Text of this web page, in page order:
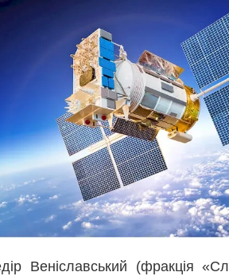
Веніславський (фракція